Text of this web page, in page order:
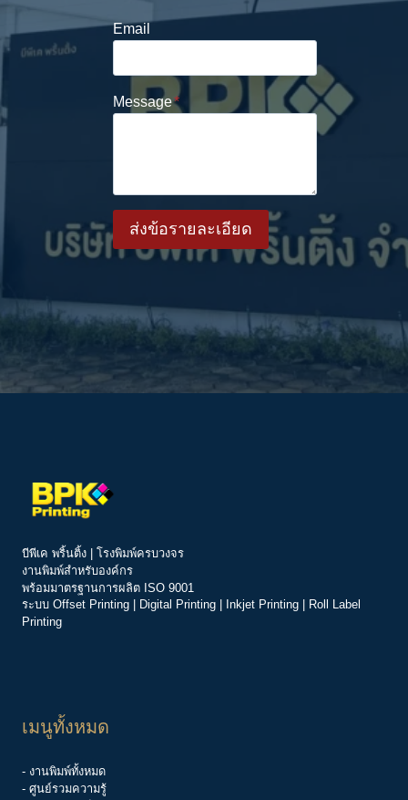
Email
Message*
ส่งข้อรายละเอียด
บีพีเค พริ้นติ้ง | โรงพิมพ์ครบวงจร
งานพิมพ์สำหรับองค์กร
พร้อมมาตรฐานการผลิต ISO 9001
ระบบ Offset Printing | Digital Printing | Inkjet Printing | Roll Label
Printing
เมนูทั้งหมด
- งานพิมพ์ทั้งหมด
- ศูนย์รวมความรู้